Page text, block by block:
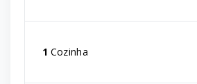
1 Cozinha